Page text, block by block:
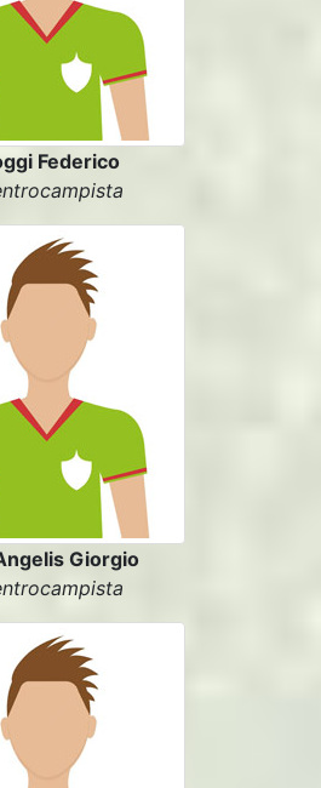
Federico
Giorgio